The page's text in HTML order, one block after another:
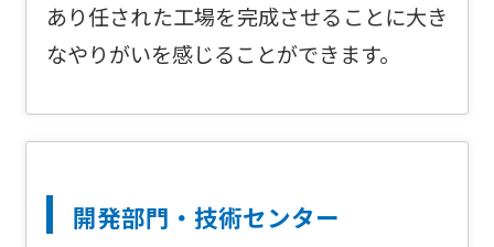
あり任された工場を完成させることに大き
なやりがいを感じることができます。
開発部門・技術センター